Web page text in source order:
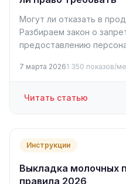
Могут ли отказать в
Разбираем закон о
предоставлению
7 марта 20261 350 показов/
Читать статью
Инструкции
Выкладка молочных
правила 2026